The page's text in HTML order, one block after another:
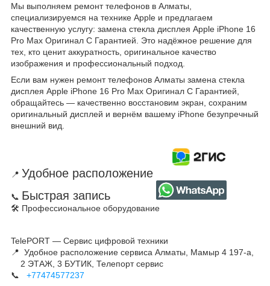
Мы выполняем ремонт телефонов в Алматы,
специализируемся на технике Apple и предлагаем
качественную услугу: замена стекла дисплея Apple iPhone 16
Pro Max Оригинал С Гарантией. Это надёжное решение для
тех, кто ценит аккуратность, оригинальное качество
изображения и профессиональный подход.
Если вам нужен ремонт телефонов Алматы замена стекла
дисплея Apple iPhone 16 Pro Max Оригинал С Гарантией,
обращайтесь — качественно восстановим экран, сохраним
оригинальный дисплей и вернём вашему iPhone безупречный
внешний вид.
📍 Удобное расположение
📞 Быстрая запись
🛠 Профессиональное оборудование
TelePORT — Сервис цифровой техники
📍 Удобное расположение сервиса Алматы, Мамыр 4 197-а,
2 ЭТАЖ, 3 БУТИК, Телепорт сервис
📞
+77474577237